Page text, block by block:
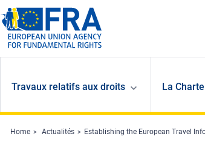
Skip to main content
Travaux relatifs aux droits La
Home Actualités Establishing the European Travel